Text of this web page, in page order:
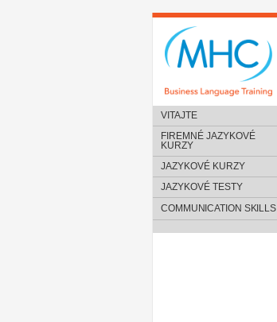
VITAJTE
FIREMNÉ JAZYKOVÉ
KURZY
JAZYKOVÉ KURZY
JAZYKOVÉ TESTY
COMMUNICATION SKILLS